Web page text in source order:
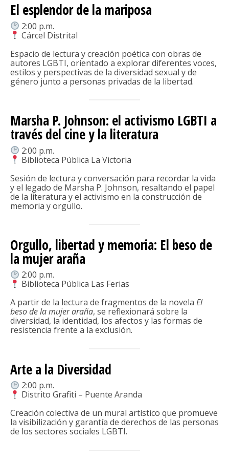
El esplendor de la mariposa
2:00 p.m.
Cárcel Distrital
Espacio de lectura y creación poética con obras de
autores LGBTI, orientado a explorar diferentes voces,
estilos y perspectivas de la diversidad sexual y de
género junto a personas privadas de la libertad.
Marsha P. Johnson: el activismo LGBTI a
través del cine y la literatura
2:00 p.m.
Biblioteca Pública La Victoria
Sesión de lectura y conversación para recordar la vida
y el legado de Marsha P. Johnson, resaltando el papel
de la literatura y el activismo en la construcción de
memoria y orgullo.
Orgullo, libertad y memoria: El beso de
la mujer araña
2:00 p.m.
Biblioteca Pública Las Ferias
A partir de la lectura de fragmentos de la novela El
beso de la mujer araña, se reflexionará sobre la
diversidad, la identidad, los afectos y las formas de
resistencia frente a la exclusión.
Arte a la Diversidad
2:00 p.m.
Distrito Grafiti – Puente Aranda
Creación colectiva de un mural artístico que promueve
la visibilización y garantía de derechos de las personas
de los sectores sociales LGBTI.